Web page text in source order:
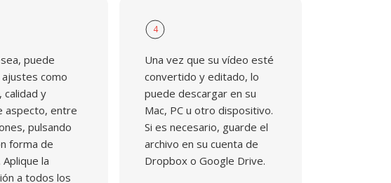
puede
como
calidad y
aspecto, entre
pulsando
forma de
la
a todos los
4
Una vez que su vídeo esté
convertido y editado, lo
puede descargar en su
Mac, PC u otro dispositivo.
Si es necesario, guarde el
archivo en su cuenta de
Dropbox o Google Drive.